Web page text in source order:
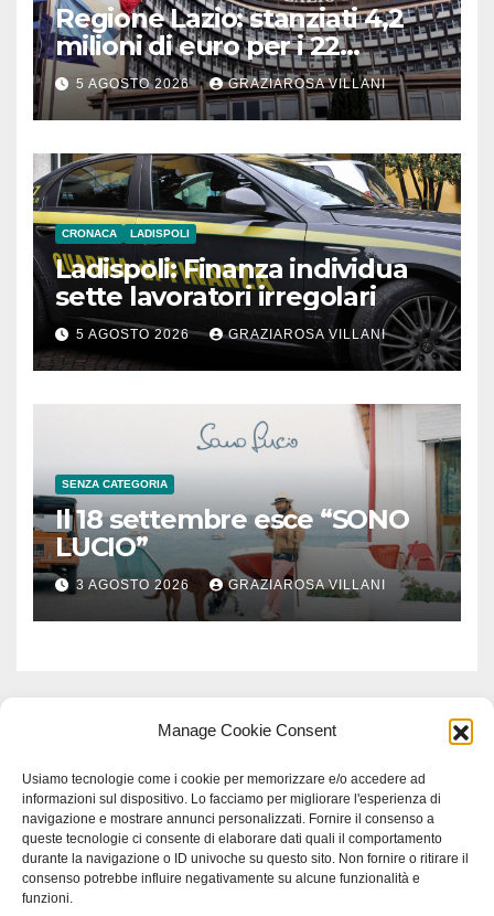
Manage Cookie Consent
Usiamo tecnologie come i cookie per memorizzare e/o accedere ad
informazioni sul dispositivo. Lo facciamo per migliorare l'esperienza di
navigazione e mostrare annunci personalizzati. Fornire il consenso a
queste tecnologie ci consente di elaborare dati quali il comportamento
durante la navigazione o ID univoche su questo sito. Non fornire o ritirare il
consenso potrebbe influire negativamente su alcune funzionalità e
funzioni.
Regione Lazio: stanziati 4,2
milioni di euro per i 22
Comuni dell’Etruria
Meridionale
5 AGOSTO 2026 GRAZIAROSA VILLANI
CRONACA LADISPOLI
Ladispoli: Finanza individua
sette lavoratori irregolari
5 AGOSTO 2026 GRAZIAROSA VILLANI
SENZA CATEGORIA
Il 18 settembre esce “SONO
LUCIO”
3 AGOSTO 2026 GRAZIAROSA VILLANI